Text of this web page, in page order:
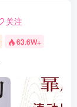
关注
63.6W+